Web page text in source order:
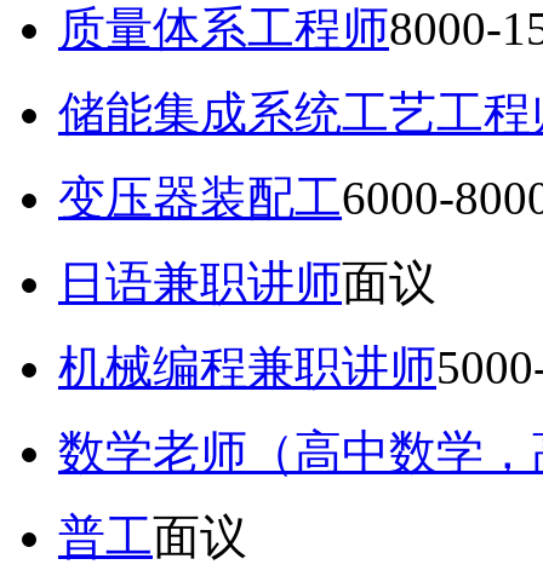
质量体系工程师8000-
储能集成系统工艺工程
变压器装配工6000-
日语兼职讲师面议
机械编程兼职讲师
数学老师（高中数学
普工面议